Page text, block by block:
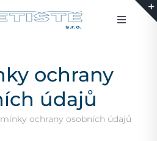
Toggle
ochrany
údajů
ochrany osobních údajů